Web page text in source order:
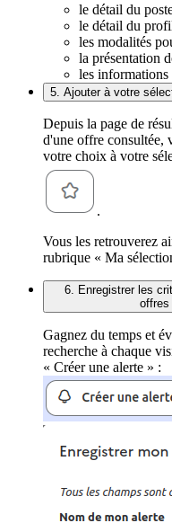
le détail du
le détail du
les modalités
la présentation
les informations
5. Ajouter à votre
Depuis la page de
d'une offre consultée,
votre choix à votre
.
Vous les retrouverez
rubrique « Ma
6. Enregistrer les
offres
Gagnez du temps et
recherche à chaque
« Créer une alerte » :